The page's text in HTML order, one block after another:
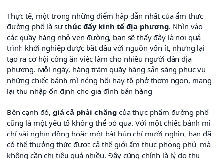
Thực tế, một trong những điểm hấp dẫn nhất của ẩm thực
đường phố là sựthúc đẩy kinh tế địa phương. Nhìn vào
các quầy hàng nhỏ ven đường, bạn sẽ thấy đây là nơi quá
trình khởi nghiệp được bắt đầu với nguồn vốn ít, nhưng lại
tạo ra cơ hội công ăn việc làm cho nhiều người dân địa
phương. Mỗi ngày, hàng trăm quầy hàng sẵn sàng phục vụ
những chiếc bánh mì nóng hổi hay tô phở thơm ngon, mang
lại thu nhập ổn định cho gia đình bán hàng.
Bên cạnh đó, giá cả phải chăng của thực phẩm đường phố
cũng là một yếu tố không thể bỏ qua. Với một chiếc bánh mì
chỉ vài nghìn đồng hoặc một bát bún chỉ mười nghìn, bạn đã
có thể thưởng thức được cả thế giới ẩm thực phong phú, mà
không cần chi tiêu quá nhiều. Đây cũng chính là lý do thu